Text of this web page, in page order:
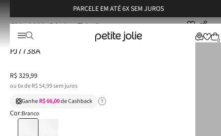
PARCELE EM ATÉ 6X SEM JUROS
0
Calçados Tênis Tênis Petite Jolie Shoot Branco Multi/White/Preto PJ7738A
Tênis Petite Jolie Shoot Branco Multi/White/Preto
PJ7738A
R$ 329,99
ou6x deR$54,99sem juros
GanheR$ 66,00de Cashback
Cor:Branco